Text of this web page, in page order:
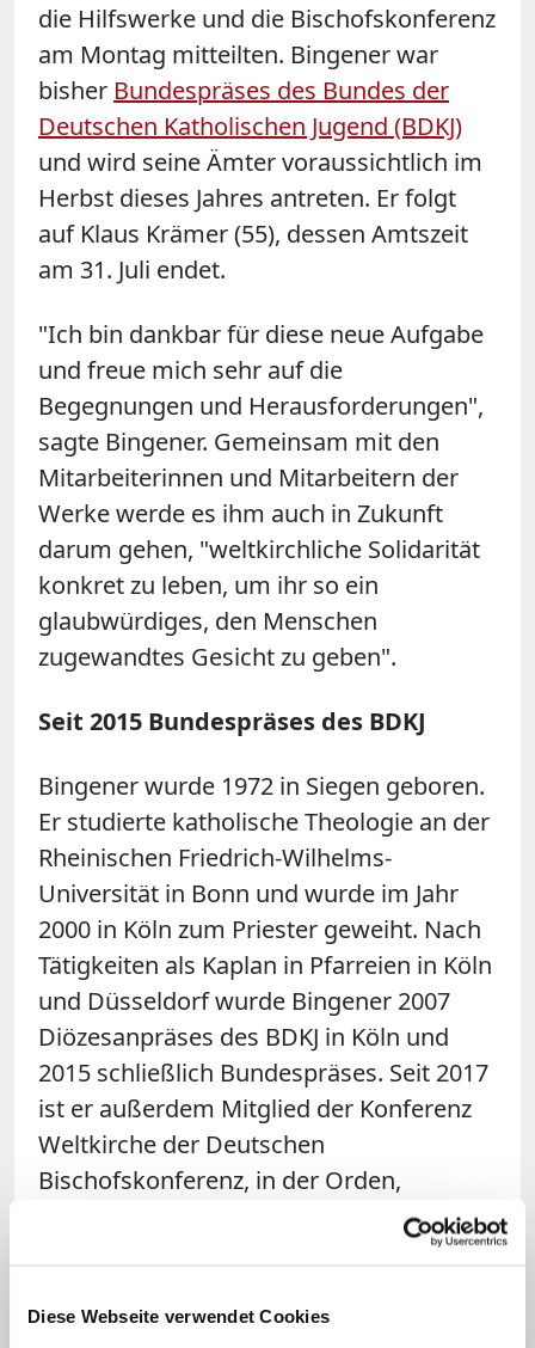
Diese Webseite verwendet Cookies
die Hilfswerke und die Bischofskonferenz
am Montag mitteilten. Bingener war
bisher Bundespräses des Bundes der
Deutschen Katholischen Jugend (BDKJ)
und wird seine Ämter voraussichtlich im
Herbst dieses Jahres antreten. Er folgt
auf Klaus Krämer (55), dessen Amtszeit
am 31. Juli endet.
"Ich bin dankbar für diese neue Aufgabe
und freue mich sehr auf die
Begegnungen und Herausforderungen",
sagte Bingener. Gemeinsam mit den
Mitarbeiterinnen und Mitarbeitern der
Werke werde es ihm auch in Zukunft
darum gehen, "weltkirchliche Solidarität
konkret zu leben, um ihr so ein
glaubwürdiges, den Menschen
zugewandtes Gesicht zu geben".
Seit 2015 Bundespräses des BDKJ
Bingener wurde 1972 in Siegen geboren.
Er studierte katholische Theologie an der
Rheinischen Friedrich-Wilhelms-
Universität in Bonn und wurde im Jahr
2000 in Köln zum Priester geweiht. Nach
Tätigkeiten als Kaplan in Pfarreien in Köln
und Düsseldorf wurde Bingener 2007
Diözesanpräses des BDKJ in Köln und
2015 schließlich Bundespräses. Seit 2017
ist er außerdem Mitglied der Konferenz
Weltkirche der Deutschen
Bischofskonferenz, in der Orden,
weltkirchlich